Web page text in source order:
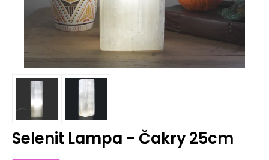
Selenit Lampa - Čakry 25cm